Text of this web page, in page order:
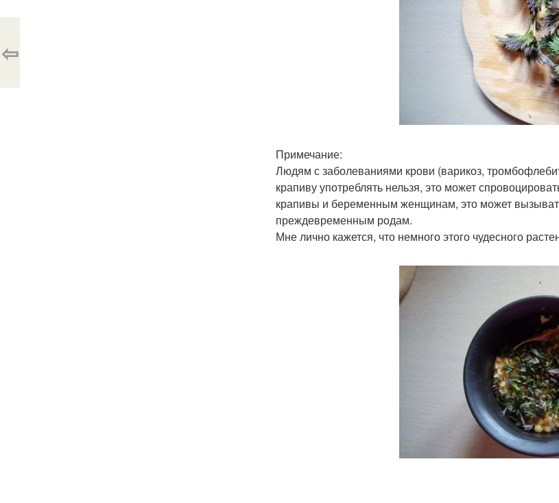
Примечание:
Людям с заболеваниями крови (варикоз,
крапиву употреблять нельзя, это может
крапивы и беременным женщинам, это может
преждевременным родам.
Мне лично кажется, что немного этого чудесного
⇦